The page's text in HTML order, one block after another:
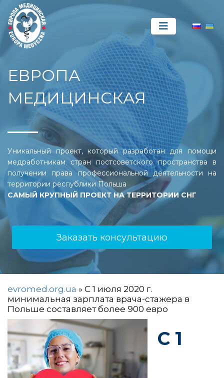
ЕВРОПА
МЕДИЦИНСКАЯ
Уникальный проект, который разработан для помощи
медработникам стран постсоветского пространства в
получении права профессиональной деятельности на
территории республики Польша
САМЫЙ КРУПНЫЙ ПРОЕКТ НА ТЕРРИТОРИИ СНГ
Заказать консультацию
evromed.org.ua » C 1 июля 2020 г.
минимальная зарплата врача-стажера в
Польше составляет более 900 евро
C 1